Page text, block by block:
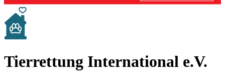
Tierrettung International e.V.